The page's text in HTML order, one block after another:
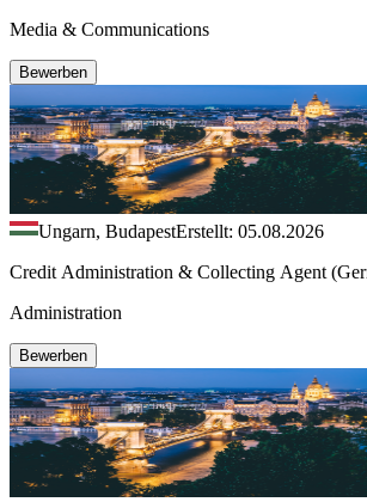
Media & Communications
Bewerben
Ungarn, BudapestErstellt: 05.08.2026
Credit Administration & Collecting Agent
Administration
Bewerben